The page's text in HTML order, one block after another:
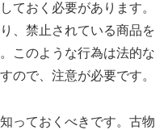
ておく必要があります。
、禁止されている商品を
このような行為は法的な
ので、注意が必要です。
っておくべきです。古物